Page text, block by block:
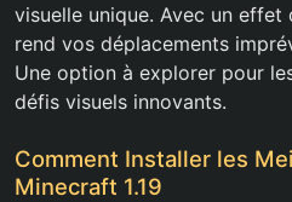
visuelle unique. Avec un
rend vos déplacements
Une option à explorer pour
défis visuels innovants.
Comment Installer les
Minecraft 1.19